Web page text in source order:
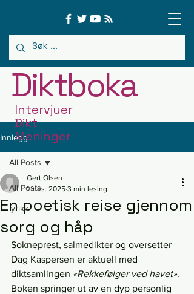
Diktboka
Intervjuer
Dikt
Meninger
Innlegg
All Posts
lyrikk
All Posts
En poetisk reise gjennom
sorg og håp
Gert Olsen
1. des. 2025 3 min lesing
Sokneprest, salmedikter og oversetter
Dag Kaspersen er aktuell med
diktsamlingen «Rekkefølger ved havet».
Boken springer ut av en dyp personlig